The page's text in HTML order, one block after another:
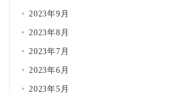
2023年9月
2023年8月
2023年7月
2023年6月
2023年5月